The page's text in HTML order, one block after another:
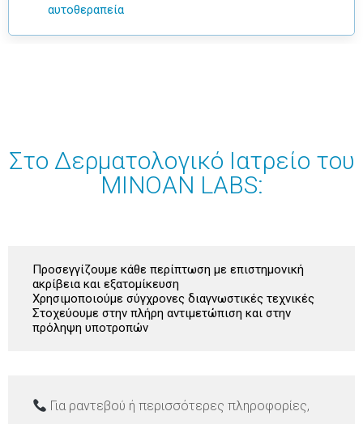
αυτοθεραπεία
Στο Δερματολογικό Ιατρείο του
MINOAN LABS:
Προσεγγίζουμε κάθε περίπτωση με επιστημονική
ακρίβεια και εξατομίκευση
Χρησιμοποιούμε σύγχρονες διαγνωστικές τεχνικές
Στοχεύουμε στην πλήρη αντιμετώπιση και στην
πρόληψη υποτροπών
Για ραντεβού ή περισσότερες πληροφορίες,